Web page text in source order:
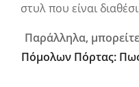
στυλ που είναι
Παράλληλα,
Πόμολων Πόρτας: